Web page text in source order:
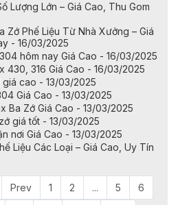
Lượng Lớn – Giá Cao, Thu Gom
Zớ Phế Liệu Từ Nhà Xưởng – Giá
- 16/03/2025
hôm nay Giá Cao - 16/03/2025
430, 316 Giá Cao - 16/03/2025
giá cao - 13/03/2025
Giá Cao - 13/03/2025
Ba Zớ Giá Cao - 13/03/2025
giá tốt - 13/03/2025
nơi Giá Cao - 13/03/2025
Liệu Các Loại – Giá Cao, Uy Tín
Prev 1 2 ... 5 6